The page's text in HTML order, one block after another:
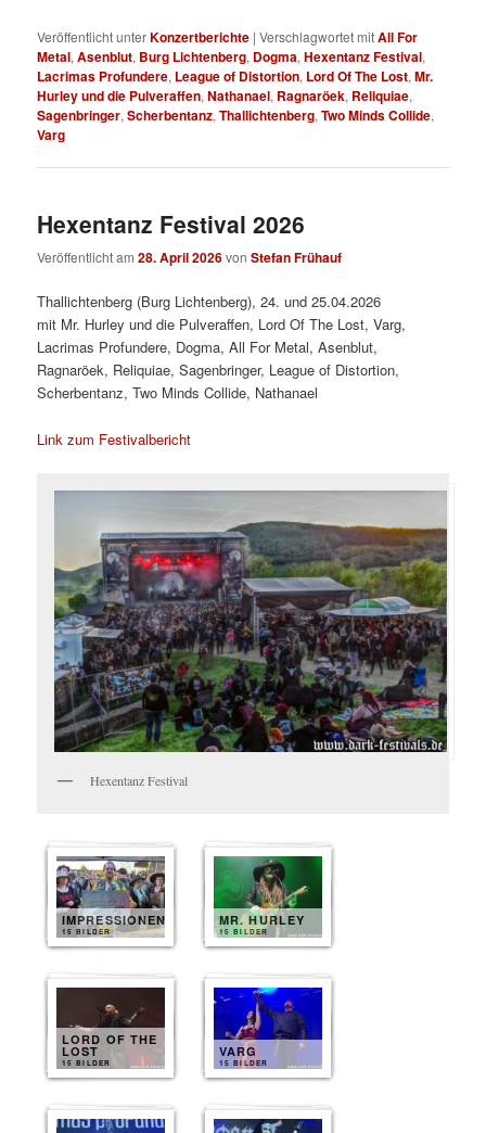
Veröffentlicht unterKonzertberichte |Verschlagwortet mitAll For
Metal,Asenblut, Burg Lichtenberg, Dogma,Hexentanz Festival,
Lacrimas Profundere, League of Distortion, Lord Of The Lost,Mr.
Hurley und die Pulveraffen,Nathanael, Ragnaröek, Reliquiae,
Sagenbringer,Scherbentanz,Thallichtenberg,Two Minds Collide,
Varg
Hexentanz Festival 2026
Veröffentlicht am28. April 2026vonStefan Frühauf
Thallichtenberg (Burg Lichtenberg), 24. und 25.04.2026
mit Mr. Hurley und die Pulveraffen, Lord Of The Lost, Varg,
Lacrimas Profundere, Dogma, All For Metal, Asenblut,
Ragnaröek, Reliquiae, Sagenbringer, League of Distortion,
Scherbentanz, Two Minds Collide, Nathanael
Link zum Festivalbericht
Hexentanz Festival
IMPRESSIONEN
15 BILDER
MR. HURLEY
15 BILDER
LORD OF THE
LOST
15 BILDER
VARG
15 BILDER